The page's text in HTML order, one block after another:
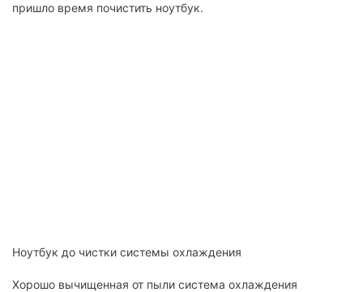
пришло время почистить ноутбук.
Ноутбук до чистки системы охлаждения
Хорошо вычищенная от пыли система охлаждения